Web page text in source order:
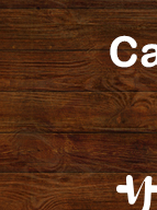
フェ』よ